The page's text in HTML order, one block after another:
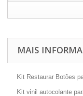
MAIS
Kit Restaurar Botões
Kit vinil autocolante